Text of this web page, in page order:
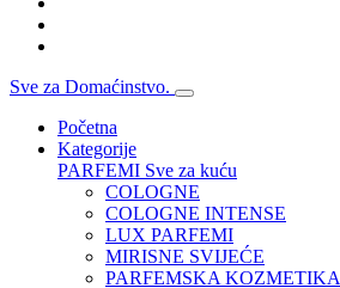
Sve za Domaćinstvo.
Početna
Kategorije
PARFEMI Sve za kuću
COLOGNE
COLOGNE INTENSE
LUX PARFEMI
MIRISNE SVIJEĆE
PARFEMSKA KOZMETIKA